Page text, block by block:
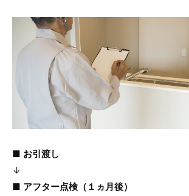
■ お引渡し
↓
■ アフター点検（１ヵ月後）